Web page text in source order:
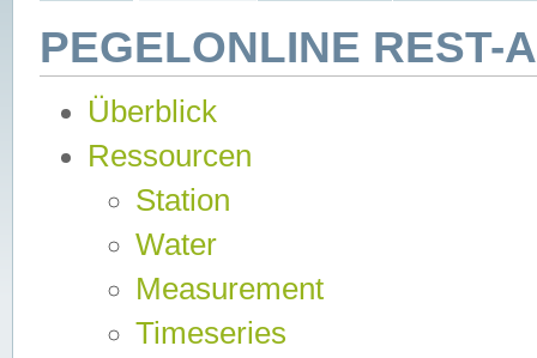
PEGELONLINE
Überblick
Ressourcen
Station
Water
Measurement
Timeseries